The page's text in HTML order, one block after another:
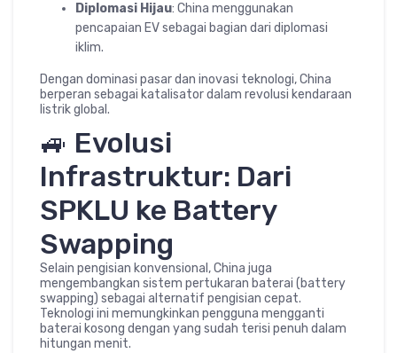
Diplomasi Hijau: China menggunakan
pencapaian EV sebagai bagian dari diplomasi
iklim.
Dengan dominasi pasar dan inovasi teknologi, China
berperan sebagai katalisator dalam revolusi kendaraan
listrik global.
🚙 Evolusi
Infrastruktur: Dari
SPKLU ke Battery
Swapping
Selain pengisian konvensional, China juga
mengembangkan sistem pertukaran baterai (battery
swapping) sebagai alternatif pengisian cepat.
Teknologi ini memungkinkan pengguna mengganti
baterai kosong dengan yang sudah terisi penuh dalam
hitungan menit.